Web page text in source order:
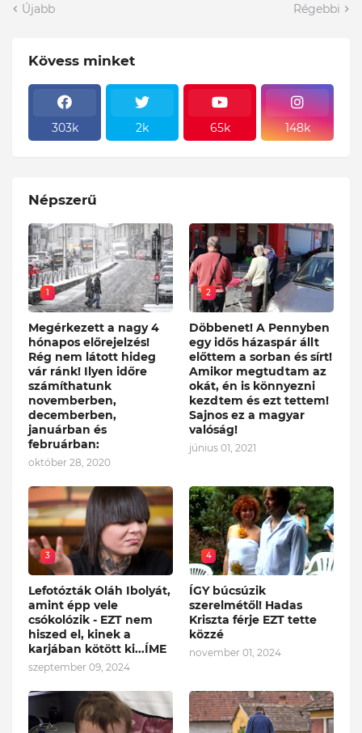
Újabb Régebbi
Kövess minket
303k 2k 65k 148k
Népszerű
1
Megérkezett a nagy 4
hónapos előrejelzés!
Rég nem látott hideg
vár ránk! Ilyen időre
számíthatunk
novemberben,
decemberben,
januárban és
februárban:
október 28, 2020
2
Döbbenet! A Pennyben
egy idős házaspár állt
előttem a sorban és sírt!
Amikor megtudtam az
okát, én is könnyezni
kezdtem és ezt tettem!
Sajnos ez a magyar
valóság!
június 01, 2021
3
Lefotózták Oláh Ibolyát,
amint épp vele
csókolózik - EZT nem
hiszed el, kinek a
karjában kötött ki...ÍME
szeptember 09, 2024
4
ÍGY búcsúzik
szerelmétől! Hadas
Kriszta férje EZT tette
közzé
november 01, 2024